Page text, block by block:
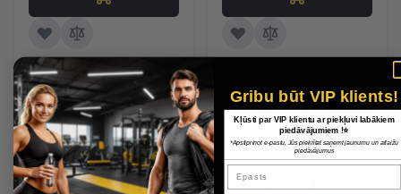
-30% -30%
Gribu būt VIP klients!
Kļūsti par VIP klientu ar piekļuvi labākiem
piedāvājumiem !⭐
*Apstiprinot e-pastu, Jūs piekrītat saņemt jaunumu un atlaižu
piedāvājumus
Epasts